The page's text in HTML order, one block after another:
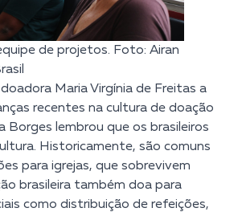
de projetos. Foto: Airan
Maria Virgínia de Freitas a
recentes na cultura de doação
Borges lembrou que os brasileiros
Historicamente, são comuns
para igrejas, que sobrevivem
brasileira também doa para
como distribuição de refeições,